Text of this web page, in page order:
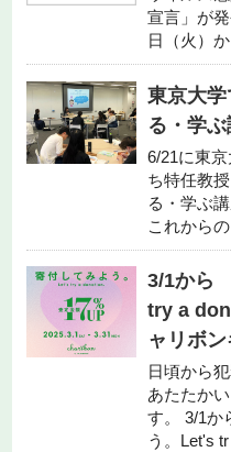
宣言」が
日（火）
東京大学
る・学ぶ
6/21に東
ち特任教
る・学ぶ
これから
3/1から
try a
ャリボン
日頃から
あたたか
す。 3/1か
う。Let's tr